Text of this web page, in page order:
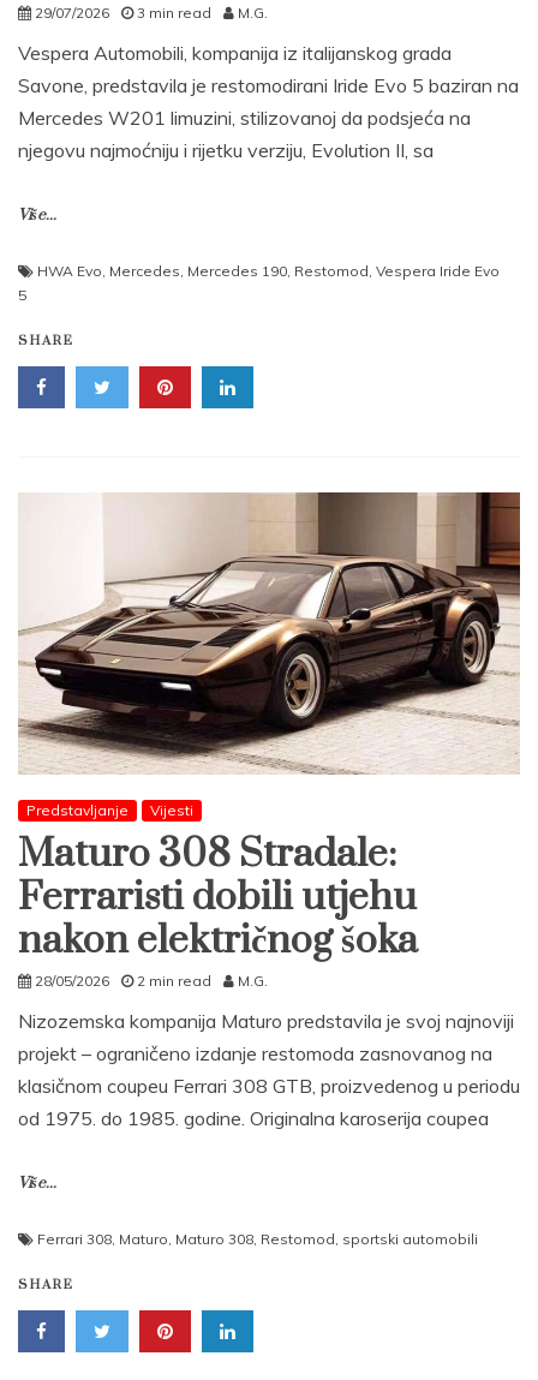
29/07/2026 3 min read M.G.
Vespera Automobili, kompanija iz italijanskog grada
Savone, predstavila je restomodirani Iride Evo 5 baziran na
Mercedes W201 limuzini, stilizovanoj da podsjeća na
njegovu najmoćniju i rijetku verziju, Evolution II, sa
Više...
HWA Evo, Mercedes, Mercedes 190, Restomod, Vespera Iride Evo
5
SHARE
Predstavljanje Vijesti
Maturo 308 Stradale:
Ferraristi dobili utjehu
nakon električnog šoka
28/05/2026 2 min read M.G.
Nizozemska kompanija Maturo predstavila je svoj najnoviji
projekt – ograničeno izdanje restomoda zasnovanog na
klasičnom coupeu Ferrari 308 GTB, proizvedenog u periodu
od 1975. do 1985. godine. Originalna karoserija coupea
Više...
Ferrari 308, Maturo, Maturo 308, Restomod, sportski automobili
SHARE